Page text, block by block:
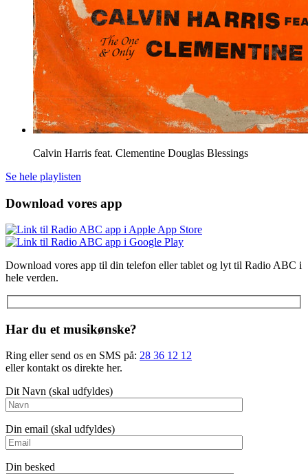
Calvin Harris feat. Clementine Douglas Blessings
Se hele playlisten
Download vores app
Download vores app til din telefon eller tablet og lyt til Radio ABC i
hele verden.
Har du et musikønske?
Ring eller send os en SMS på: 28 36 12 12
eller kontakt os direkte her.
Dit Navn (skal udfyldes)
Din email (skal udfyldes)
Din besked